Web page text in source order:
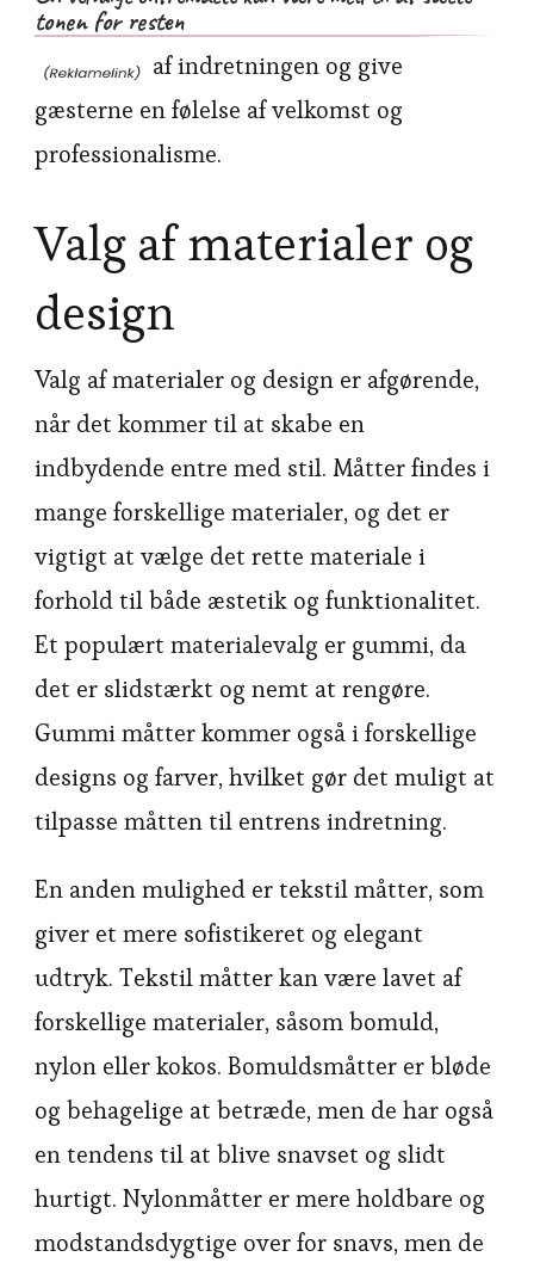
tonen for resten
af indretningen og give
gæsterne en følelse af velkomst og
professionalisme.
Valg af materialer og
design
Valg af materialer og design er afgørende,
når det kommer til at skabe en
indbydende entre med stil. Måtter findes i
mange forskellige materialer, og det er
vigtigt at vælge det rette materiale i
forhold til både æstetik og funktionalitet.
Et populært materialevalg er gummi, da
det er slidstærkt og nemt at rengøre.
Gummi måtter kommer også i forskellige
designs og farver, hvilket gør det muligt at
tilpasse måtten til entrens indretning.
En anden mulighed er tekstil måtter, som
giver et mere sofistikeret og elegant
udtryk. Tekstil måtter kan være lavet af
forskellige materialer, såsom bomuld,
nylon eller kokos. Bomuldsmåtter er bløde
og behagelige at betræde, men de har også
en tendens til at blive snavset og slidt
hurtigt. Nylonmåtter er mere holdbare og
modstandsdygtige over for snavs, men de